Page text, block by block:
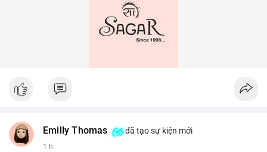
Emilly Thomas đã tạo sự kiện mới
1 h